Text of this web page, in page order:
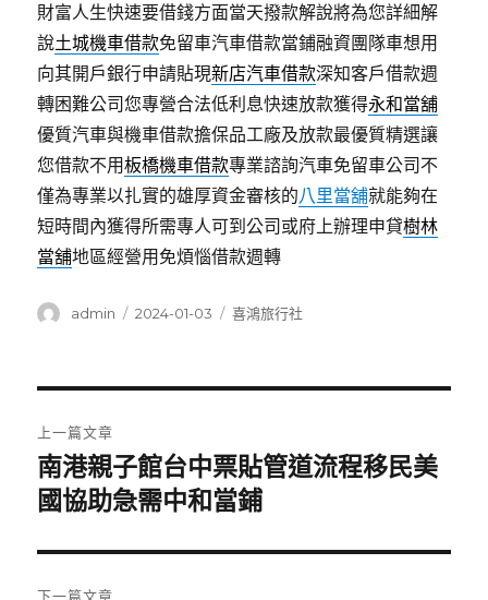
財富人生快速要借錢方面當天撥款解說將為您詳細解
說土城機車借款免留車汽車借款當鋪融資團隊車想用
向其開戶銀行申請貼現新店汽車借款深知客戶借款週
轉困難公司您專營合法低利息快速放款獲得永和當舖
優質汽車與機車借款擔保品工廠及放款最優質精選讓
您借款不用板橋機車借款專業諮詢汽車免留車公司不
僅為專業以扎實的雄厚資金審核的八里當舖就能夠在
短時間內獲得所需專人可到公司或府上辦理申貸樹林
當舖地區經營用免煩惱借款週轉
作
admin
發
2024-01-03
分
喜鴻旅行社
章
導
覽
上一篇文章
上
一
文
章:
南港親子館台中票貼管道流程移民美
國協助急需中和當鋪
下一篇文章